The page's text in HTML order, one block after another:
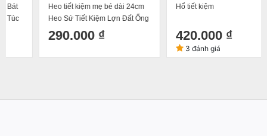
Heo tiết kiệm mẹ bé dài 24cm
Heo Sứ Tiết Kiệm Lợn Đất Ống
Heo Hoạ Tiết Vẽ Tay Dễ
Thương Gốm Sứ Bát Tràng
290.000 ₫
Hổ tiết kiệm
420.000 ₫
3 đánh giá